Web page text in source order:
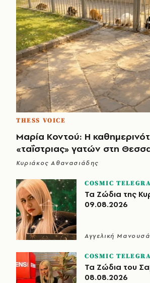
THESS VOICE
Μαρία Κοντού: Η
«ταΐστριας» γατών στη
Κυριάκος Αθανασιάδης
COSMIC
Τα Ζώδια της
09.08.2026
Αγγελική
COSMIC
Τα Ζώδια του
08.08.2026